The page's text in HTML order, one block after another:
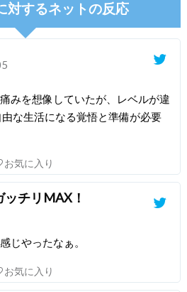
対するネットの反応
みを想像していたが、レベルが違
な生活になる覚悟と準備が必要
お気に入り
チリMAX！
じやったなぁ。
お気に入り